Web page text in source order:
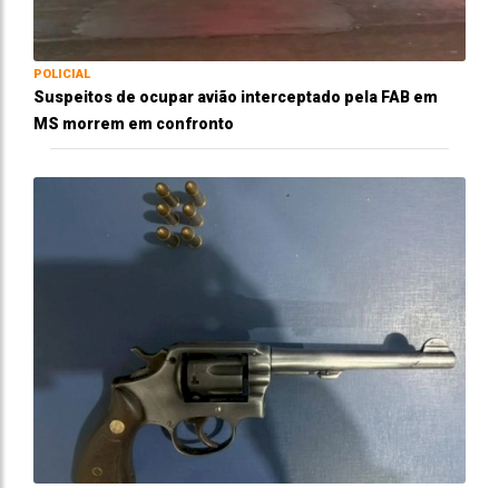
POLICIAL
Suspeitos de ocupar avião interceptado pela FAB em
MS morrem em confronto